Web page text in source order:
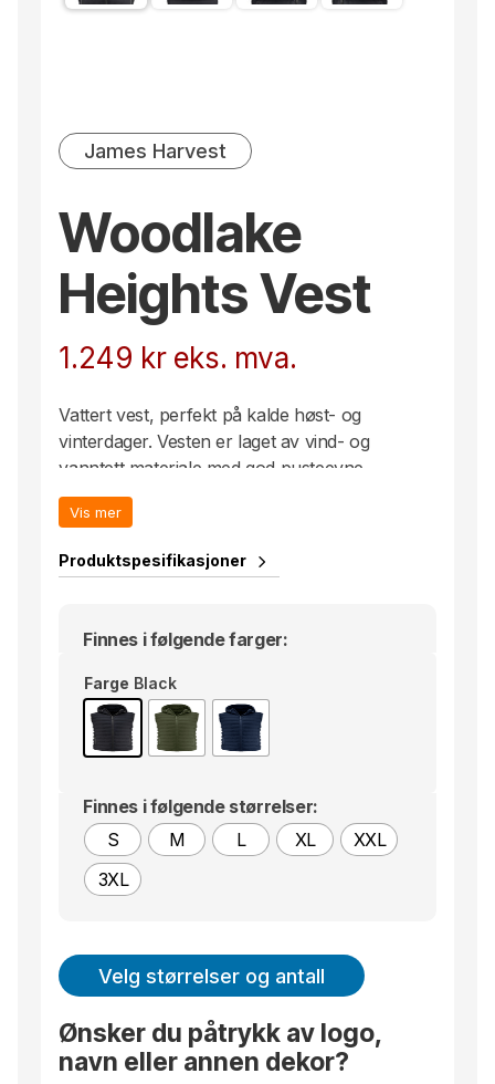
James Harvest
Woodlake
Heights Vest
1.249 kr eks. mva.
Vattert vest, perfekt på kalde høst- og
vinterdager. Vesten er laget av vind- og
vanntett materiale med god pusteevne.
Vanntette glidelåser i front og sidelommer.
Innerlommer. Justerbar hette med elastiske
snorer på sidene. Denne varen er pakket i en
komposterbar polypose.
Vis mer
Produktspesifikasjoner
Finnes i følgende farger:
Farge Black
Finnes i følgende størrelser:
S
M L XL
XXL
3XL
Velg størrelser og antall
Ønsker du påtrykk av logo,
navn eller annen dekor?